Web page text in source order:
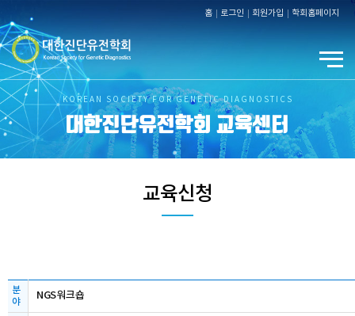
홈 로그인 회원가입 학회홈페이지
KOREAN SOCIETY FOR GENETIC DIAGNOSTICS
대한진단유전학회 교육센터
교육신청
분
야
NGS워크숍